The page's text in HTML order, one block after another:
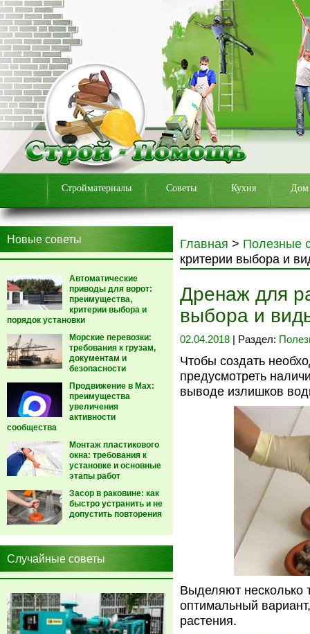
Стройматериалы Советы Кухня Дом
Новые советы
Автоматические
приводы для ворот:
преимущества,
критерии выбора и
порядок установки
Морские перевозки:
требования к грузам,
документам и
безопасности
Продвижение в Max:
преимущества
увеличения
активности
сообщества
Монтаж пластикового
окна: требования к
установке и основные
этапы работ
Засор в раковине: как
быстро устранить и не
допустить повторения
Случайные советы
Главная > Полезные
критерии выбора и
Дренаж для
выбора и
02.04.2018 | Раздел:
Чтобы создать
предусмотреть
выводе излишков
Выделяют несколько
оптимальный
растения.